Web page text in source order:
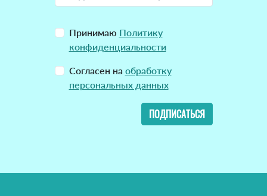
Принимаю Политику
конфиденциальности
Согласен на обработку
персональных данных
ПОДПИСАТЬСЯ